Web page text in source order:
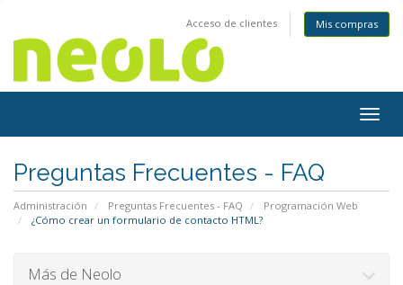
Acceso de clientes Mis compras
Preguntas Frecuentes - FAQ
Administración Preguntas Frecuentes - FAQ
Programación Web
¿Cómo crear un formulario de contacto HTML?
Más de Neolo